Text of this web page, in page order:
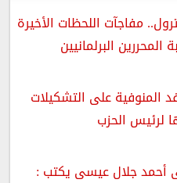
مفاجآت اللحظات الأخيرة
البرلمانيين
المنوفية على التشكيلات
لرئيس الحزب
أحمد جلال عيسى يكتب :